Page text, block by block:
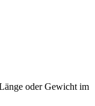
oder Gewicht im